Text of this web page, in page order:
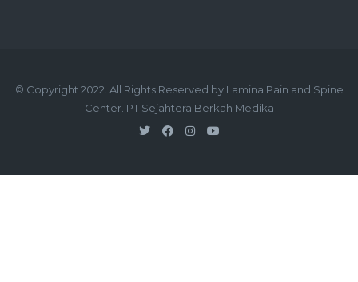
© Copyright 2022. All Rights Reserved by Lamina Pain and Spine
Center. PT Sejahtera Berkah Medika